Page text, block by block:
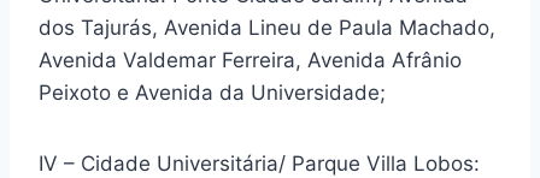
dos Tajurás, Avenida Lineu de Paula Machado,
Avenida Valdemar Ferreira, Avenida Afrânio
Peixoto e Avenida da Universidade;
IV – Cidade Universitária/ Parque Villa Lobos: